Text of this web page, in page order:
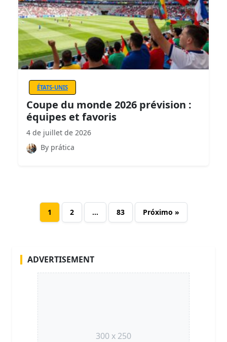
ÉTATS-UNIS
Coupe du monde 2026 prévision :
équipes et favoris
4 de juillet de 2026
By prática
1 2 … 83 Próximo »
ADVERTISEMENT
300 x 250